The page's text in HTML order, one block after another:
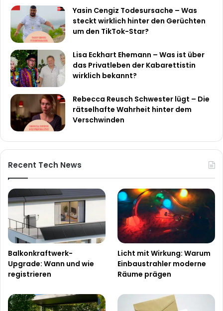
Yasin Cengiz Todesursache – Was
steckt wirklich hinter den Gerüchten
um den TikTok-Star?
Lisa Eckhart Ehemann – Was ist über
das Privatleben der Kabarettistin
wirklich bekannt?
Rebecca Reusch Schwester lügt – Die
rätselhafte Wahrheit hinter dem
Verschwinden
Recent Tech News
Balkonkraftwerk-
Upgrade: Wann und wie
registrieren
Licht mit Wirkung: Warum
Einbaustrahler moderne
Räume prägen